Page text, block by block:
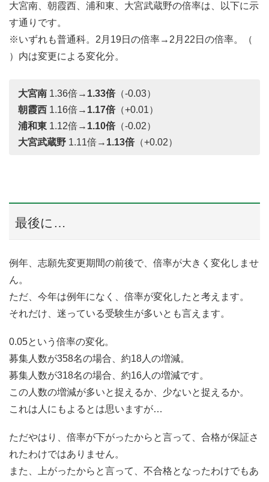
大宮南、朝霞西、浦和東、大宮武蔵野の倍率は、以下に示
す通りです。
※いずれも普通科。2月19日の倍率→2月22日の倍率。（
）内は変更による変化分。
大宮南 1.36倍→ 1.33倍（-0.03）
朝霞西 1.16倍→ 1.17倍（+0.01）
浦和東 1.12倍→ 1.10倍（-0.02）
大宮武蔵野 1.11倍→ 1.13倍（+0.02）
最後に…
例年、志願先変更期間の前後で、倍率が大きく変化しませ
ん。
ただ、今年は例年になく、倍率が変化したと考えます。
それだけ、迷っている受験生が多いとも言えます。
0.05という倍率の変化。
募集人数が358名の場合、約18人の増減。
募集人数が318名の場合、約16人の増減です。
この人数の増減が多いと捉えるか、少ないと捉えるか。
これは人にもよるとは思いますが…
ただやはり、倍率が下がったからと言って、合格が保証さ
れたわけではありません。
また、上がったからと言って、不合格となったわけでもあ